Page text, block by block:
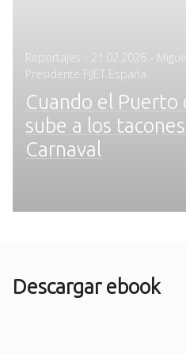
Reportajes - Posted
on
21.02.2026 -
Presidente FIJET España
Cuando el Puerto
sube a los
Carnaval
Descargar ebook